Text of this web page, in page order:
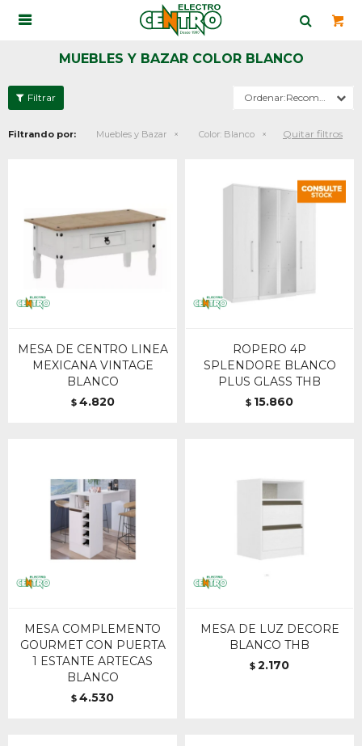

MUEBLES Y BAZAR COLOR BLANCO
Recomendados
Filtrando por: Muebles y Bazar Color: Blanco Quitar filtros
MESA DE CENTRO LINEA
MEXICANA VINTAGE
BLANCO
$ 4.820
ROPERO 4P
SPLENDORE BLANCO
PLUS GLASS THB
$ 15.860
MESA COMPLEMENTO
GOURMET CON PUERTA
1 ESTANTE ARTECAS
BLANCO
$ 4.530
MESA DE LUZ DECORE
BLANCO THB
$ 2.170